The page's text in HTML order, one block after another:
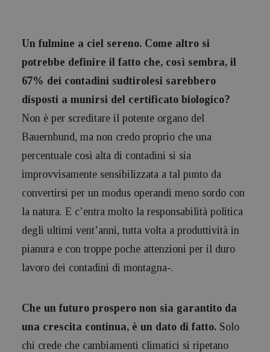
Un fulmine a ciel sereno. Come altro si
potrebbe definire il fatto che, così sembra, il
67% dei contadini sudtirolesi sarebbero
disposti a munirsi del certificato biologico?
Non è per screditare il potente organo del
Bauernbund, ma non credo proprio che una
percentuale così alta di contadini si sia
improvvisamente sensibilizzata a tal punto da
convertirsi per un modus operandi meno sordo con
la natura. E c’entra molto la responsabilità politica
degli ultimi vent’anni, tutta volta a produttività in
pianura e con troppe poche attenzioni per il duro
lavoro dei contadini di montagna-.
Che un futuro prospero non sia garantito da
una crescita continua, è un dato di fatto. Solo
chi crede che cambiamenti climatici si ripetano